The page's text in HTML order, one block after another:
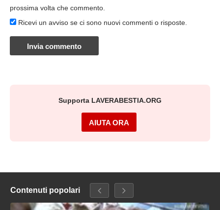
prossima volta che commento.
Ricevi un avviso se ci sono nuovi commenti o risposte.
Supporta LAVERABESTIA.ORG
AIUTA ORA
Contenuti popolari